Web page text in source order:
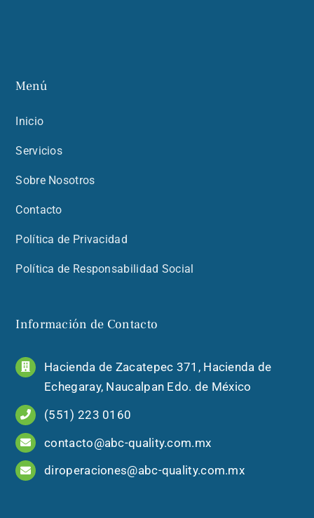
Menú
Inicio
Servicios
Sobre Nosotros
Contacto
Política de Privacidad
Política de Responsabilidad Social
Información de Contacto
Hacienda de Zacatepec 371, Hacienda de
Echegaray, Naucalpan Edo. de México
(551) 223 0160
contacto@abc-quality.com.mx
diroperaciones@abc-quality.com.mx